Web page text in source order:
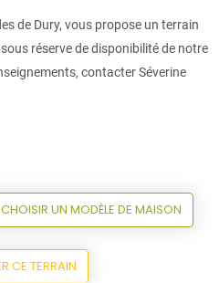
de Dury, vous propose un terrain
réserve de disponibilité de notre
contacter Séverine
CHOISIR UN MODÈLE DE MAISON
CE TERRAIN